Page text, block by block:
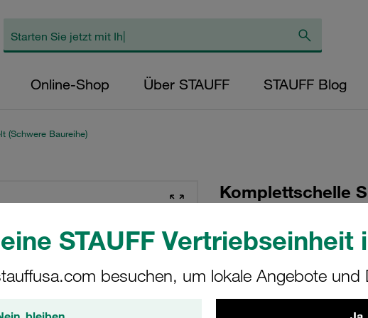
STAUFF Vertriebseinheit
besuchen, um lokale Angebote und
Online-Shop Über STAUFF STAUFF Blog
(Schwere Baureihe)
Komplettschelle
Ø152mm
Deckpl., AS-
SPAS-9152-AL-